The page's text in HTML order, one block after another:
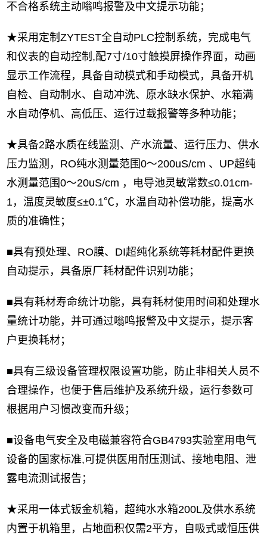
不合格系统主动嗡鸣报警及中文提示功能；
★采用定制ZYTEST全自动PLC控制系统，完成电气
和仪表的自动控制,配7寸/10寸触摸屏操作界面，动画
显示工作流程，具备自动模式和手动模式，具备开机
自检、自动制水、自动冲洗、原水缺水保护、水箱满
水自动停机、高低压、运行过载报警等多种功能；
★具备2路水质在线监测、产水流量、运行压力、供水
压力监测，RO纯水测量范围0～200uS/cm 、UP超纯
水测量范围0～20uS/cm ，电导池灵敏常数≤0.01cm-
1，温度灵敏度≤±0.1℃，水温自动补偿功能，提高水
质的准确性；
■具有预处理、RO膜、DI超纯化系统等耗材配件更换
自动提示，具备原厂耗材配件识别功能；
■具有耗材寿命统计功能，具有耗材使用时间和处理水
量统计功能，并可通过嗡鸣报警及中文提示，提示客
户更换耗材；
■具有三级设备管理权限设置功能，防止非相关人员不
合理操作，也便于售后维护及系统升级，运行参数可
根据用户习惯改变而升级；
■设备电气安全及电磁兼容符合GB4793实验室用电气
设备的国家标准,可提供医用耐压测试、接地电阻、泄
露电流测试报告；
★采用一体式钣金机箱，超纯水水箱200L及供水系统
内置于机箱里，占地面积仅需2平方，自吸式或恒压供